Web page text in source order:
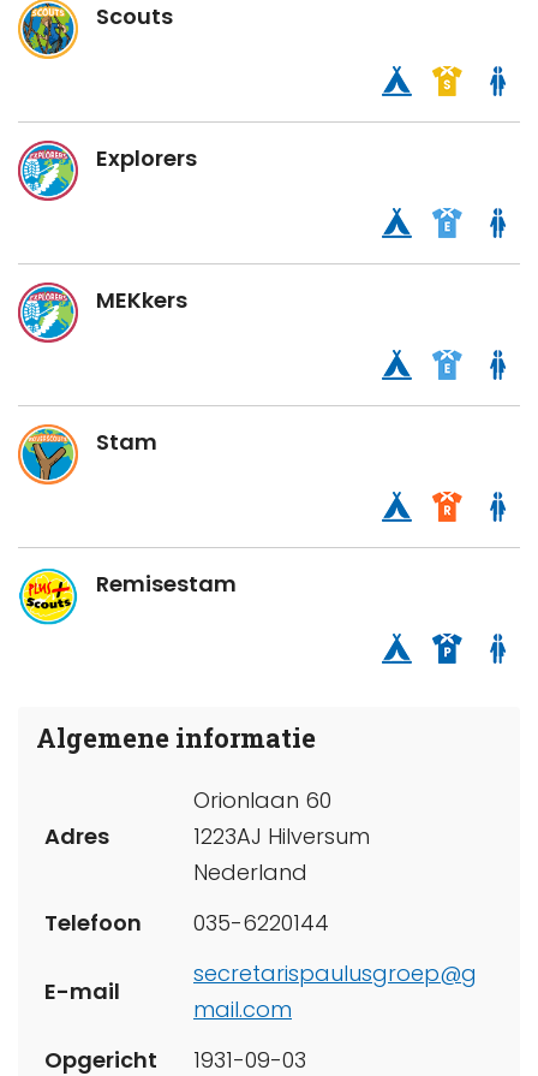
Scouts
Explorers
MEKkers
Stam
Remisestam
Algemene informatie
Adres
Orionlaan 60
1223AJ Hilversum
Nederland
Telefoon
035-6220144
E-mail
secretarispaulusgroep@g
mail.com
Opgericht
1931-09-03